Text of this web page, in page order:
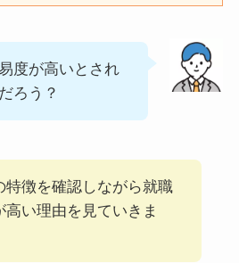
度が高いとされ
ろう？
特徴を確認しながら就職
高い理由を見ていきま